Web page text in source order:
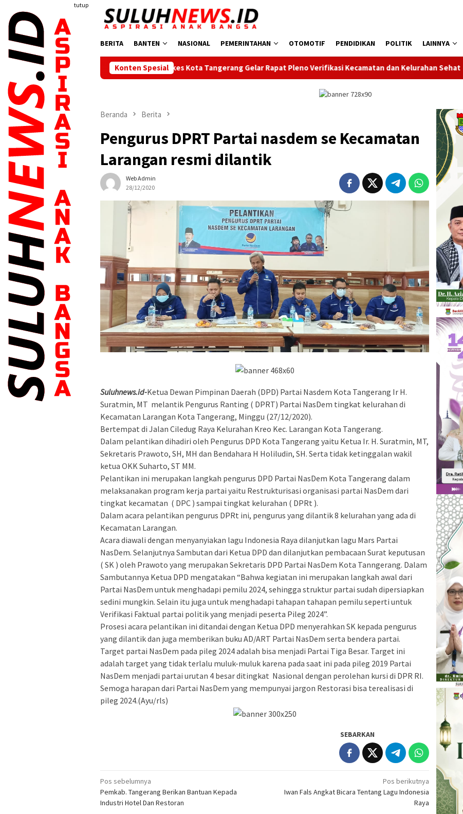
konten
tutup
BERITA BANTEN NASIONAL PEMERINTAHAN OTOMOTIF PENDIDIKAN POLITIK LAINNYA
Konten Spesial
Dinkes Kota Tangerang Gelar Rapat Pleno Verifikasi Kecamatan dan Kelurahan Sehat Dorong
Beranda Berita
Pengurus DPRT Partai nasdem se Kecamatan
Larangan resmi dilantik
Web Admin
28/12/2020
Suluhnews.id-Ketua Dewan Pimpinan Daerah (DPD) Partai Nasdem Kota Tangerang Ir H.
Suratmin, MT melantik Pengurus Ranting ( DPRT) Partai NasDem tingkat kelurahan di
Kecamatan Larangan Kota Tangerang, Minggu (27/12/2020).
Bertempat di Jalan Ciledug Raya Kelurahan Kreo Kec. Larangan Kota Tangerang.
Dalam pelantikan dihadiri oleh Pengurus DPD Kota Tangerang yaitu Ketua Ir. H. Suratmin, MT,
Sekretaris Prawoto, SH, MH dan Bendahara H Holiludin, SH. Serta tidak ketinggalan wakil
ketua OKK Suharto, ST MM.
Pelantikan ini merupakan langkah pengurus DPD Partai NasDem Kota Tangerang dalam
melaksanakan program kerja partai yaitu Restrukturisasi organisasi partai NasDem dari
tingkat kecamatan ( DPC ) sampai tingkat kelurahan ( DPRt ).
Dalam acara pelantikan pengurus DPRt ini, pengurus yang dilantik 8 kelurahan yang ada di
Kecamatan Larangan.
Acara diawali dengan menyanyiakan lagu Indonesia Raya dilanjutkan lagu Mars Partai
NasDem. Selanjutnya Sambutan dari Ketua DPD dan dilanjutkan pembacaan Surat keputusan
( SK ) oleh Prawoto yang merupakan Sekretaris DPD Partai NasDem Kota Tanngerang. Dalam
Sambutannya Ketua DPD mengatakan “Bahwa kegiatan ini merupakan langkah awal dari
Partai NasDem untuk menghadapi pemilu 2024, sehingga struktur partai sudah dipersiapkan
sedini mungkin. Selain itu juga untuk menghadapi tahapan tahapan pemilu seperti untuk
Verifikasi Faktual partai politik yang menjadi peserta Pileg 2024”.
Prosesi acara pelantikan ini ditandai dengan Ketua DPD menyerahkan SK kepada pengurus
yang dilantik dan juga memberikan buku AD/ART Partai NasDem serta bendera partai.
Target partai NasDem pada pileg 2024 adalah bisa menjadi Partai Tiga Besar. Target ini
adalah target yang tidak terlalu muluk-muluk karena pada saat ini pada pileg 2019 Partai
NasDem menjadi partai urutan 4 besar ditingkat Nasional dengan perolehan kursi di DPR RI.
Semoga harapan dari Partai NasDem yang mempunyai jargon Restorasi bisa terealisasi di
pileg 2024.(Ayu/rls)
SEBARKAN
Navigasi
pos
Pos sebelumnya
Pemkab. Tangerang Berikan Bantuan Kepada
Industri Hotel Dan Restoran
Pos berikutnya
Iwan Fals Angkat Bicara Tentang Lagu Indonesia
Raya